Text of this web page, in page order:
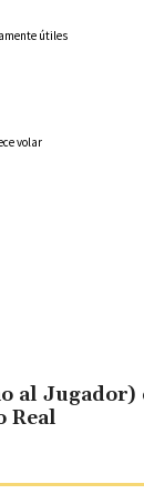
útiles
volar
al Jugador)
Real